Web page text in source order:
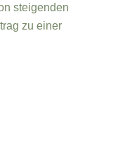
steigenden
zu einer